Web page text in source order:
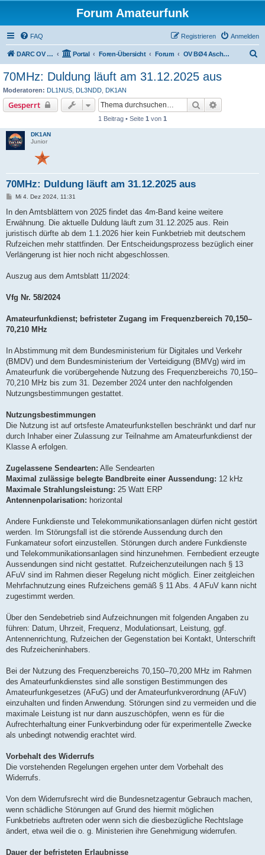
Forum Amateurfunk
FAQ Anmelden
Registrieren
DARC OV BØ4 Aschaffenburg Portal Foren-Übersicht Forum OV BØ4 Aschaffenburg
70MHz: Duldung läuft am 31.12.2025 aus
Moderatoren: DL1NUS DL3NDD DK1AN
Gesperrt Suche
1 Beitrag • Seite 1 von 1
DK1AN
Junior
70MHz: Duldung läuft am 31.12.2025 aus
B
r
a
Mi 4. Dez 2024, 11:31
In den Amtsblättern von 2025 findet das 4m-Band keine weitere
Erwähnung. Die aktuelle Duldung läuft zum 31.12.2025 aus. Rein
juristisch dürfte ab dem 1.1.2026 hier kein Funkbetrieb mit deutschem
Rufzeichen mehr stattfinden. Der Entscheidungsprozess bezüglich einer
Verlängerung ist hier noch nicht abgeschlossen.
Auszug aus dem Amtsblatt 11/2024:
Vfg Nr. 58/2024
Amateurfunkdienst; befristeter Zugang im Frequenzbereich 70,150–
70,210 MHz
In Abstimmung mit dem Bundesministerium für Digitales und Verkehr
(BMDV) und dem Bundesministerium der Verteidigung (BMVg) wird im
Amateurfunk die vorübergehende Nutzung des Frequenzbereichs 70,150–
70,210 MHz bis zum 31. Dezember 2024 unter den nachfolgenden
Nutzungsbestimmungen gestattet.
Nutzungsbestimmungen
Die Nutzung ist auf ortsfeste Amateurfunkstellen beschränkt und darf nur
durch Inhaber einer Zulassung zur Teilnahme am Amateurfunkdienst der
Klasse A erfolgen.
Zugelassene Sendearten: Alle Sendearten
Maximal zulässige belegte Bandbreite einer Aussendung: 12 kHz
Maximale Strahlungsleistung: 25 Watt ERP
Antennenpolarisation: horizontal
Andere Funkdienste und Telekommunikationsanlagen dürfen nicht gestört
werden. Im Störungsfall ist die störende Aussendung durch den
Funkamateur sofort einzustellen. Störungen durch andere Funkdienste
und Telekommunikationsanlagen sind hinzunehmen. Fernbedient erzeugte
Aussendungen sind nicht gestattet. Rufzeichenzuteilungen nach § 13
AFuV sind im Rahmen dieser Regelung nicht möglich. Einer zeitgleichen
Mehrfachnutzung eines Rufzeichens gemäß § 11 Abs. 4 AFuV kann nicht
zugestimmt werden.
Über den Sendebetrieb sind Aufzeichnungen mit folgenden Angaben zu
führen: Datum, Uhrzeit, Frequenz, Modulationsart, Leistung, ggf.
Antennenrichtung, Rufzeichen der Gegenstation bei Kontakt, Unterschrift
des Rufzeicheninhabers.
Bei der Nutzung des Frequenzbereichs 70,150–70,200 MHz im Rahmen
des Amateurfunkdienstes sind alle sonstigen Bestimmungen des
Amateurfunkgesetzes (AFuG) und der Amateurfunkverordnung (AFuV)
einzuhalten und finden Anwendung. Störungen sind zu vermeiden und die
maximale Leistung ist nur dann auszuschöpfen, wenn es für die
Aufrechterhaltung einer Funkverbindung oder für experimentelle Zwecke
als unbedingt notwendig erachtet wird.
Vorbehalt des Widerrufs
Die vorstehenden Regelungen ergehen unter dem Vorbehalt des
Widerrufs.
Von dem Widerrufsrecht wird die Bundesnetzagentur Gebrauch machen,
wenn schädliche Störungen auf Grund des hiermit möglichen
Funkbetriebs auftreten oder wenn sich die diesbezügliche Rechtslage
ändert, etwa weil die o. g. Ministerien ihre Genehmigung widerrufen.
Dauer der befristeten Erlaubnisse